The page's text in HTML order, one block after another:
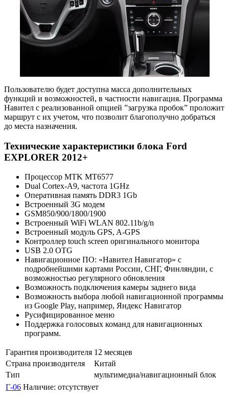
Пользователю будет доступна масса дополнительных
функций и возможностей, в частности навигация. Программа
Навител с реализованной опцией ”загрузка пробок” проложит
маршрут с их учетом, что позволит благополучно добраться
до места назначения.
Технические характеристики блока Ford
EXPLORER 2012+
Процессор MTK MT6577
Dual Cortex-A9, частота 1GHz
Оперативная память DDR3 1Gb
Встроенный 3G модем
GSM850/900/1800/1900
Встроенный WiFi WLAN 802.11b/g/n
Встроенный модуль GPS, A-GPS
Контроллер touch screen оригинального монитора
USB 2.0 OTG
Навигационное ПО: «Навител Навигатор» с
подробнейшими картами России, СНГ, Финляндии, с
возможностью регулярного обновления
Возможность подключения камеры заднего вида
Возможность выбора любой навигационной программы
из Google Play, например, Яндекс Навигатор
Русифицированное меню
Поддержка голосовых команд для навигационных
программ.
Гарантия производителя 12 месяцев
Страна производителя
Китай
Тип
мультимедиа/навигационный блок
Г-06 Наличие: отсутствует